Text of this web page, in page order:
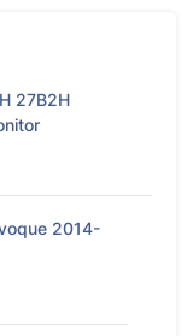
27B2H
2014-